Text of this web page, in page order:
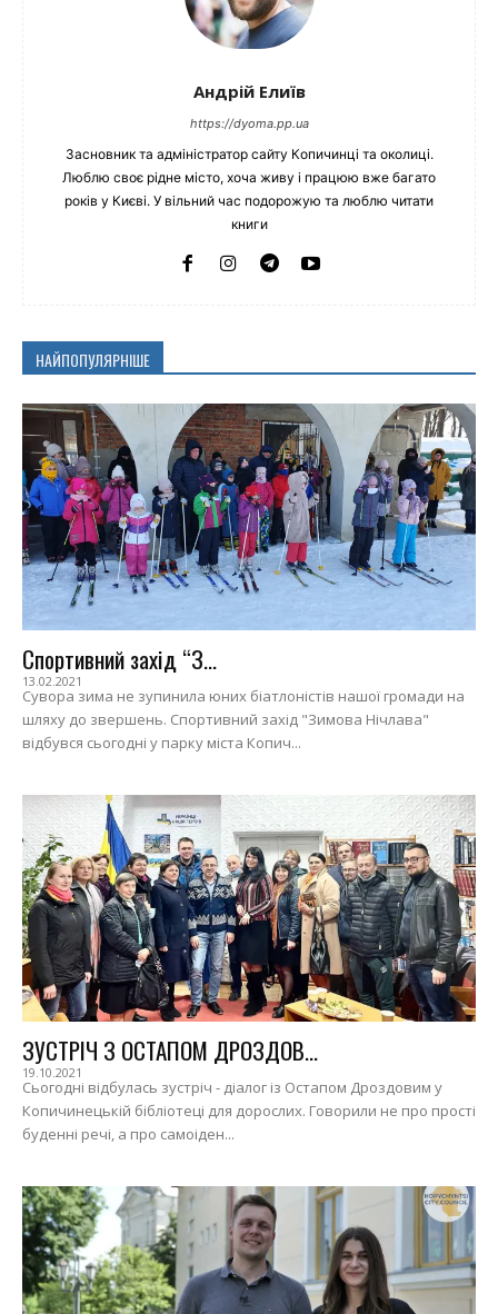
Андрій Елиїв
https://dyoma.pp.ua
Засновник та адміністратор сайту Копичинці та околиці.
Люблю своє рідне місто, хоча живу і працюю вже багато
років у Києві. У вільний час подорожую та люблю читати
книги
НАЙПОПУЛЯРНІШЕ
Спортивний захід “З...
13.02.2021
Сувора зима не зупинила юних біатлоністів нашої громади на
шляху до звершень. Спортивний захід "Зимова Нічлава"
відбувся сьогодні у парку міста Копич...
ЗУСТРІЧ З ОСТАПОМ ДРОЗДОВ...
19.10.2021
Сьогодні відбулась зустріч - діалог із Остапом Дроздовим у
Копичинецькій бібліотеці для дорослих. Говорили не про прості
буденні речі, а про самоіден...